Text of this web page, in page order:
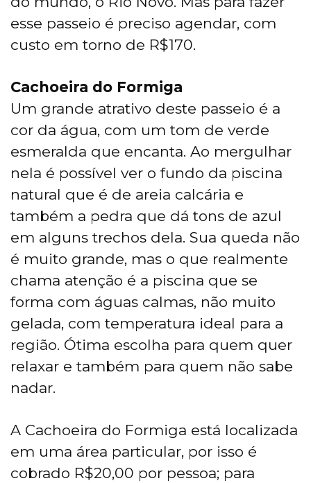
esse passeio é preciso agendar, com
custo em torno de R$170.
Cachoeira do Formiga
Um grande atrativo deste passeio é a
cor da água, com um tom de verde
esmeralda que encanta. Ao mergulhar
nela é possível ver o fundo da piscina
natural que é de areia calcária e
também a pedra que dá tons de azul
em alguns trechos dela. Sua queda não
é muito grande, mas o que realmente
chama atenção é a piscina que se
forma com águas calmas, não muito
gelada, com temperatura ideal para a
região. Ótima escolha para quem quer
relaxar e também para quem não sabe
nadar.
A Cachoeira do Formiga está localizada
em uma área particular, por isso é
cobrado R$20,00 por pessoa; para